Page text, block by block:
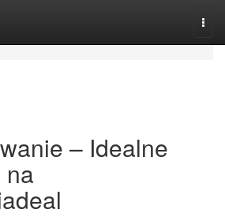
– Idealne
na